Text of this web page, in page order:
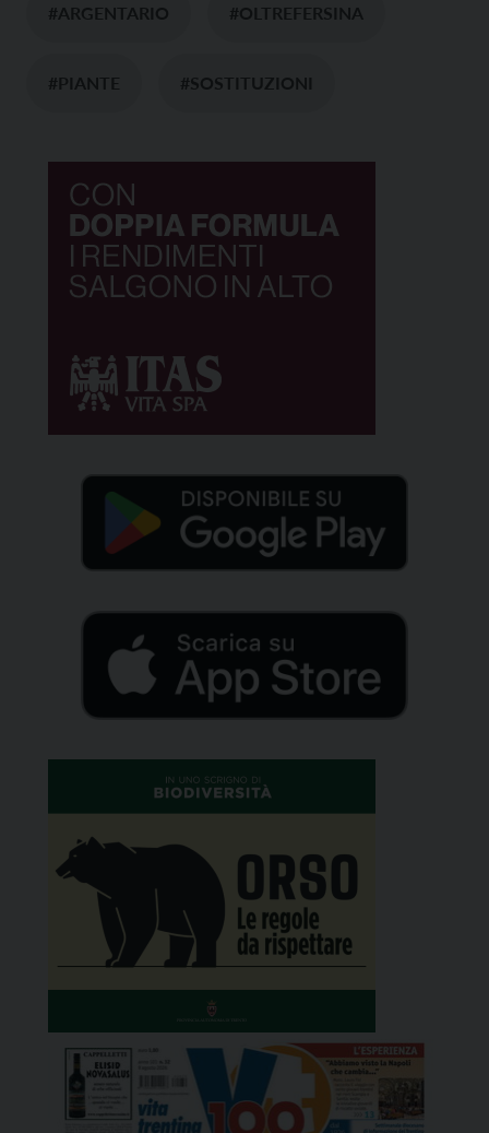
#ARGENTARIO #OLTREFERSINA
#PIANTE #SOSTITUZIONI